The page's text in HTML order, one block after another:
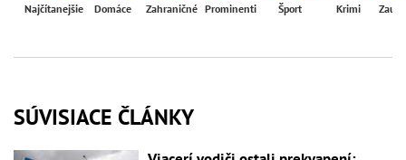
Najčítanejšie Domáce Zahraničné Prominenti Šport Krimi
SÚVISIACE ČLÁNKY